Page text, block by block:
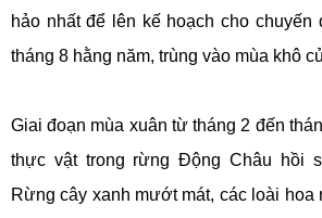
hảo nhất để lên kế hoạch cho
tháng 8 hằng năm, trùng vào mùa khô
Giai đoạn mùa xuân từ tháng 2 đến
thực vật trong rừng Động Châu hồi
Rừng cây xanh mướt mát, các loài hoa